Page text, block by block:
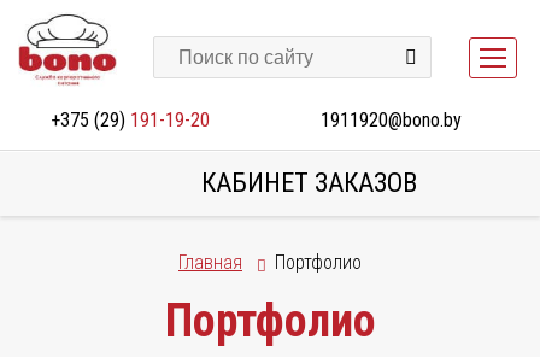
+375 (29) 191-19-20 1911920@bono.by
КАБИНЕТ ЗАКАЗОВ
Главная Портфолио
Портфолио